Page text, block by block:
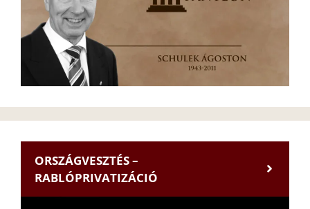
ORSZÁGVESZTÉS –
RABLÓPRIVATIZÁCIÓ